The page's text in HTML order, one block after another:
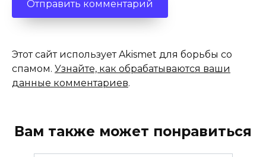
Этот сайт использует Akismet для борьбы со
спамом. Узнайте, как обрабатываются ваши
данные комментариев.
Вам также может понравиться